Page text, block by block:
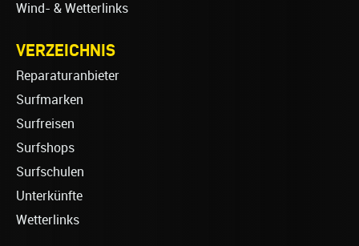
Wind- & Wetterlinks
VERZEICHNIS
Reparaturanbieter
Surfmarken
Surfreisen
Surfshops
Surfschulen
Unterkünfte
Wetterlinks